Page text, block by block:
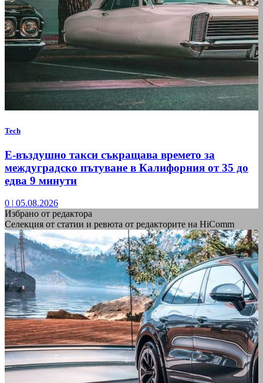
Tech
Е-въздушно такси съкращава времето за
междуградско пътуване в Калифорния от 35 до
едва 9 минути
0 | 05.08.2026
Избрано от редактора
Селекция от статии и ревюта от редакторите на HiComm